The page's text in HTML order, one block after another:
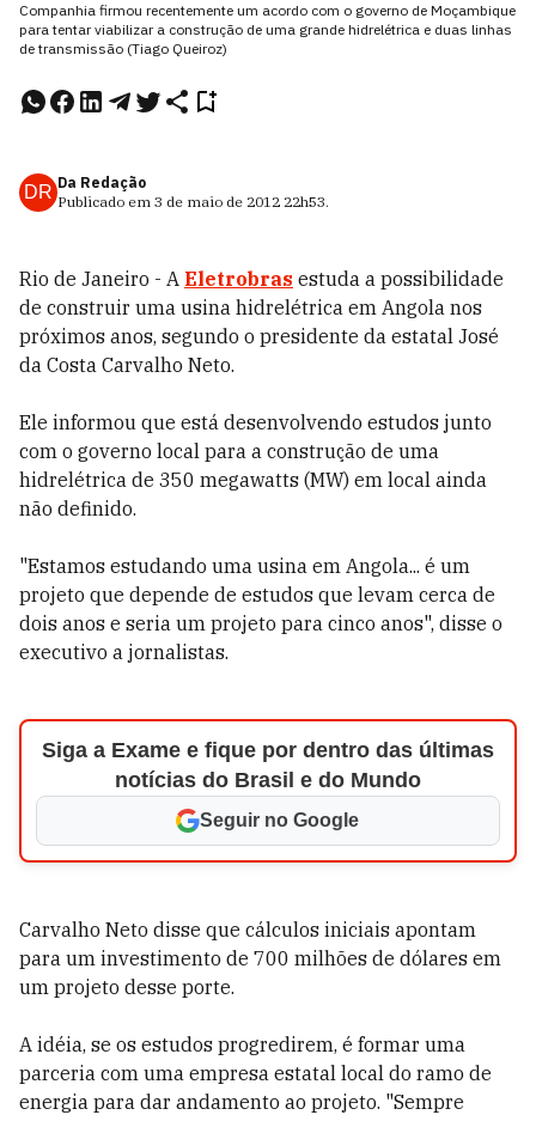
Companhia firmou recentemente um acordo com o governo de Moçambique
para tentar viabilizar a construção de uma grande hidrelétrica e duas linhas
de transmissão (Tiago Queiroz)
DR Da Redação
Publicado em 3 de maio de 2012 22h53.
Rio de Janeiro - A Eletrobras estuda a possibilidade
de construir uma usina hidrelétrica em Angola nos
próximos anos, segundo o presidente da estatal José
da Costa Carvalho Neto.
Ele informou que está desenvolvendo estudos junto
com o governo local para a construção de uma
hidrelétrica de 350 megawatts (MW) em local ainda
não definido.
"Estamos estudando uma usina em Angola... é um
projeto que depende de estudos que levam cerca de
dois anos e seria um projeto para cinco anos", disse o
executivo a jornalistas.
Siga a Exame e fique por dentro das últimas
notícias do Brasil e do Mundo
Seguir no Google
Carvalho Neto disse que cálculos iniciais apontam
para um investimento de 700 milhões de dólares em
um projeto desse porte.
A idéia, se os estudos progredirem, é formar uma
parceria com uma empresa estatal local do ramo de
energia para dar andamento ao projeto. "Sempre